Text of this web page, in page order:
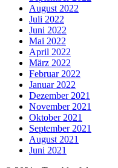
August 2022
Juli 2022
Juni 2022
Mai 2022
April 2022
März 2022
Februar 2022
Januar 2022
Dezember 2021
November 2021
Oktober 2021
September 2021
August 2021
Juni 2021